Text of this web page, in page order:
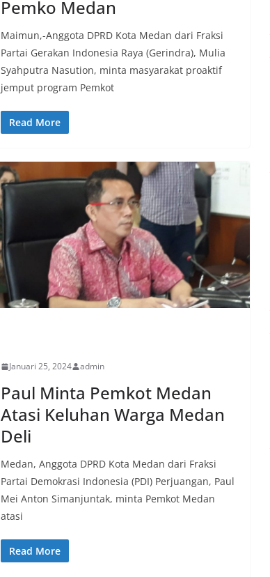
Pemko Medan
Maimun,-Anggota DPRD Kota Medan dari Fraksi
Partai Gerakan Indonesia Raya (Gerindra), Mulia
Syahputra Nasution, minta masyarakat proaktif
jemput program Pemkot
Read More
Januari 25, 2024 admin
Paul Minta Pemkot Medan
Atasi Keluhan Warga Medan
Deli
Medan, Anggota DPRD Kota Medan dari Fraksi
Partai Demokrasi Indonesia (PDI) Perjuangan, Paul
Mei Anton Simanjuntak, minta Pemkot Medan
atasi
Read More